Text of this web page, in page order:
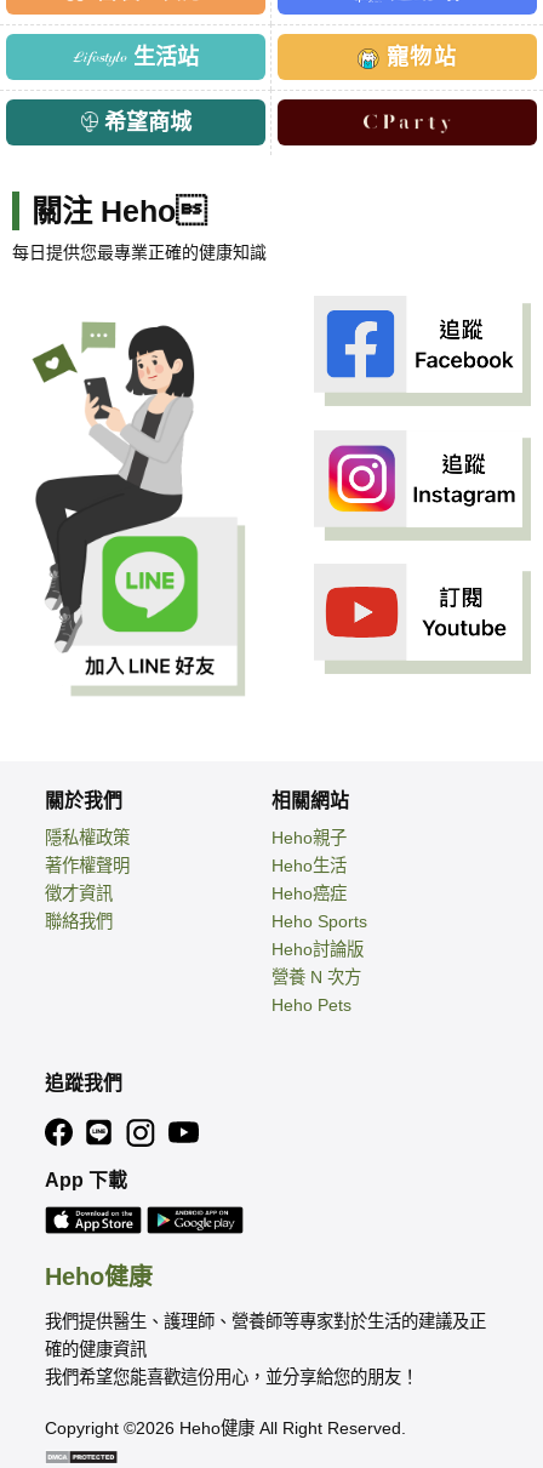
生活站 寵物站
希望商城
關注 Heho
每日提供您最專業正確的健康知識
Heho健康
我們提供醫生、護理師、營養師等專家對於生活的建議及正
確的健康資訊
我們希望您能喜歡這份用心，並分享給您的朋友！
Copyright ©2026 Heho健康 All Right Reserved.
關於我們
隱私權政策
著作權聲明
徵才資訊
聯絡我們
相關網站
Heho親子
Heho生活
Heho癌症
Heho Sports
Heho討論版
營養 N 次方
Heho Pets
追蹤我們
App 下載